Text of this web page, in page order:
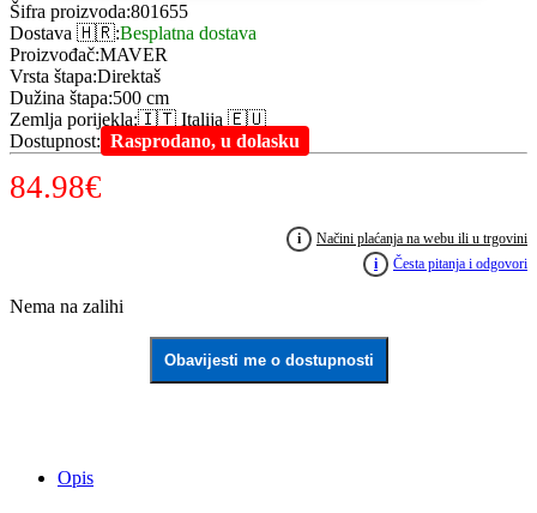
Šifra proizvoda:801655
Dostava 🇭🇷:Besplatna dostava
Proizvođač:MAVER
Vrsta štapa:Direktaš
Dužina štapa:500 cm
Zemlja porijekla:🇮🇹 Italija 🇪🇺
Dostupnost: Rasprodano, u dolasku
84.98€
i
Načini plaćanja na webu ili u trgovini
i
Česta pitanja i odgovori
Nema na zalihi
Obavijesti me o dostupnosti
Opis